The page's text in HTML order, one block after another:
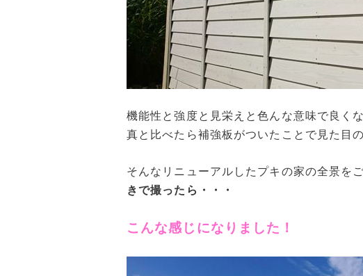
機能性と強度と見栄えと色んな意味で良く
真と比べたら補強板がついたことで見た目
そんなリニューアルしたプキの家の全景を
きで撮ったら・・・
こんな感じになりました！